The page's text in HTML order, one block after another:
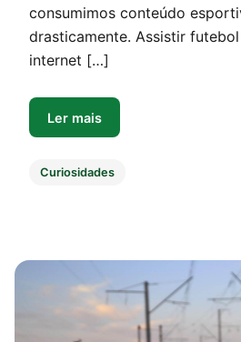
consumimos conteúdo
drasticamente. Assistir
internet […]
Ler mais
Curiosidades